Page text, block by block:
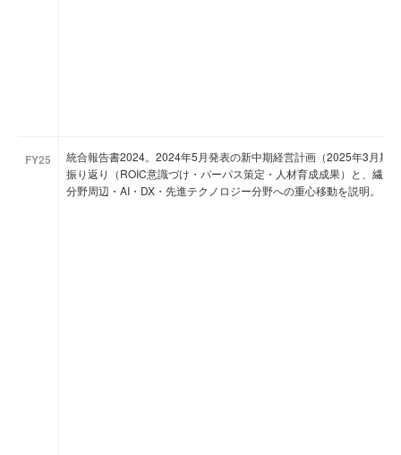
FY25
統合報告書2024。2024年5月発表の新中期経営計画（2025年3月期
振り返り（ROIC意識づけ・パーパス策定・人材育成成果）と、繊維
分野周辺・AI・DX・先進テクノロジー分野への重心移動を説明。